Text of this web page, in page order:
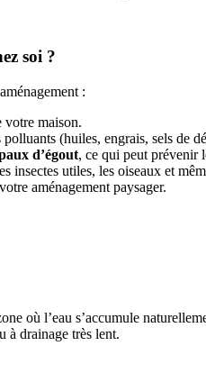
soi ?
:
votre maison.
(huiles, engrais, sels de
d’égout, ce qui peut prévenir
insectes utiles, les oiseaux et
aménagement paysager.
où l’eau s’accumule
à drainage très lent.